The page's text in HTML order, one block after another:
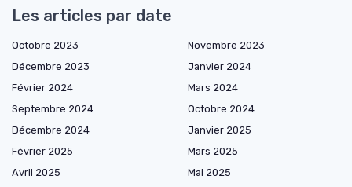
Les articles par date
Octobre 2023
Novembre 2023
Décembre 2023
Janvier 2024
Février 2024
Mars 2024
Septembre 2024
Octobre 2024
Décembre 2024
Janvier 2025
Février 2025
Mars 2025
Avril 2025
Mai 2025